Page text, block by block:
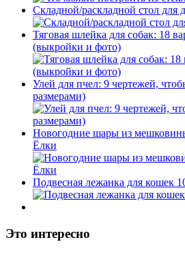
Складной/раскладной стол
Тяговая шлейка для собак: 18
(выкройки и фото)
Улей для пчел: 9 чертежей,
размерами)
Новогодние шары из
Ёлки
Подвесная лежанка для кошек
Это интересно